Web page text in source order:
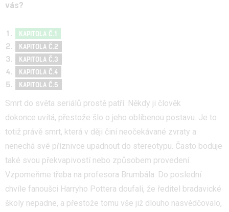
vás?
KAPITOLA Č.1
KAPITOLA Č.2
KAPITOLA Č.3
KAPITOLA Č.4
KAPITOLA Č.5
Smrt do světa seriálů prostě patří. Někdy ji člověk
dokonce uvítá, přestože šlo o jeho oblíbenou postavu. Je to
totiž právě smrt, která v ději činí neočekávané zvraty a
nenechá své příznivce upadnout do stereotypu. Často boduje
také svou překvapivostí nebo způsobem provedení.
Vzpomeňme třeba na profesora Brumbála. Do poslední
chvíle fanoušci Harryho Pottera doufali, že ředitel bradavické
školy nepadne, a přestože tomu vše již dlouho nasvědčovalo,